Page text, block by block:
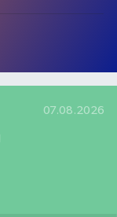
07.08.2026